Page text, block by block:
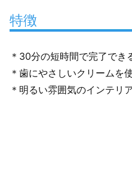
特徴
＊30分の短時間で完了でき
＊歯にやさしいクリームを
＊明るい雰囲気のインテリ